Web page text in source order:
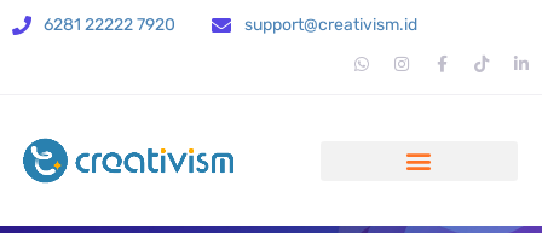
6281 22222 7920 support@creativism.id